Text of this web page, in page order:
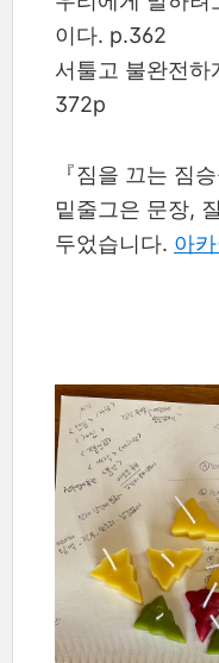
이다. p.362
서툴고 불완전하
372p
『짐을 끄는 짐
밑줄그은 문장,
두었습니다. 아